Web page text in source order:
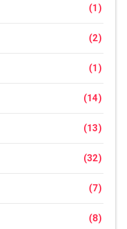
(1)
(2)
(1)
(14)
(13)
(32)
(7)
(8)